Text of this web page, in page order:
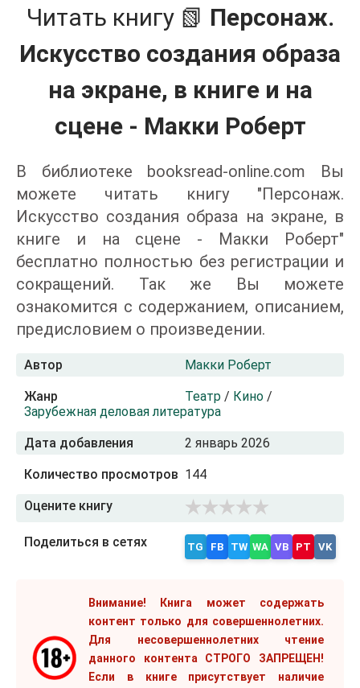
Читать книгу 📗 Персонаж.
Искусство создания образа
на экране, в книге и на
сцене - Макки Роберт
В библиотеке booksread-online.com Вы
можете читать книгу "Персонаж.
Искусство создания образа на экране, в
книге и на сцене - Макки Роберт"
бесплатно полностью без регистрации и
сокращений. Так же Вы можете
ознакомится с содержанием, описанием,
предисловием о произведении.
Автор Макки Роберт
Жанр Театр / Кино /
Зарубежная деловая литература
Дата добавления 2 январь 2026
Количество просмотров 144
Оцените книгу
Поделиться в сетях TG FB TW WA VB PT VK
Внимание! Книга может содержать
контент только для совершеннолетних.
Для несовершеннолетних чтение
данного контента СТРОГО ЗАПРЕЩЕН!
Если в книге присутствует наличие